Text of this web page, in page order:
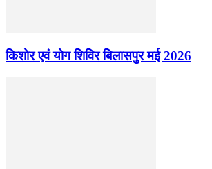
किशोर एवं योग शिविर बिलासपुर मई 2026